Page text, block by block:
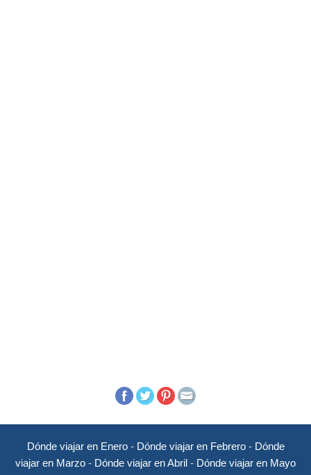
Dónde viajar en Enero- Dónde viajar en Febrero- Dónde
viajar en Marzo - Dónde viajar en Abril - Dónde viajar en Mayo